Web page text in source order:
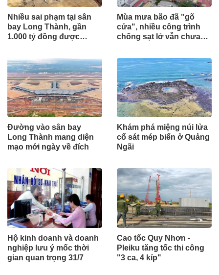
Nhiều sai phạm tại sân
bay Long Thành, gần
1.000 tỷ đồng được
Mùa mưa bão đã "gõ
cửa", nhiều công trình
chống sạt lở vẫn chưa
Đường vào sân bay
Long Thành mang diện
mạo mới ngày về đích
Khám phá miệng núi lửa
cổ sát mép biển ở Quảng
Ngãi
Hộ kinh doanh và doanh
nghiệp lưu ý mốc thời
gian quan trọng 31/7
Cao tốc Quy Nhơn -
Pleiku tăng tốc thi công
"3 ca, 4 kíp"